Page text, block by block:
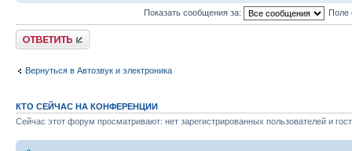
Показать сообщения за: Поле
Ответить
Вернуться в Автозвук и электроника
КТО СЕЙЧАС НА КОНФЕРЕНЦИИ
Сейчас этот форум просматривают: нет зарегистрированных пользователей и